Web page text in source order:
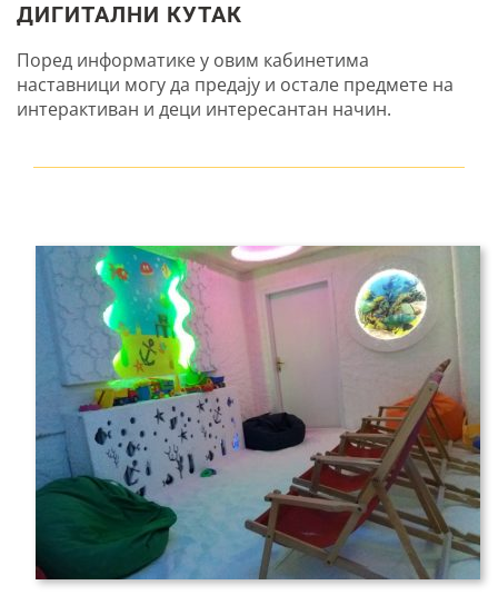
ДИГИТАЛНИ КУТАК
Поред информатике у овим кабинетима
наставници могу да предају и остале предмете на
интерактиван и деци интересантан начин.